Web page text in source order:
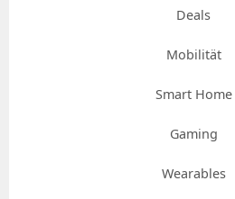
Deals
Mobilität
Smart Home
Gaming
Wearables